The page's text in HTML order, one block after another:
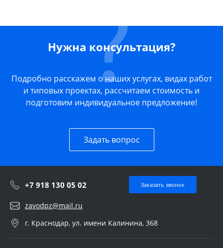
Нужна консультация?
Подробно расскажем о наших услугах, видах работ
и типовых проектах, рассчитаем стоимость и
подготовим индивидуальное предложение!
Задать вопрос
+7 918 130 05 02 Заказать звонок
zavodpz@mail.ru
г. Краснодар, ул. имени Калинина, 368